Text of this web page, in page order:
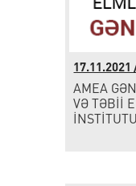
AMEA
VƏ TƏBİİ